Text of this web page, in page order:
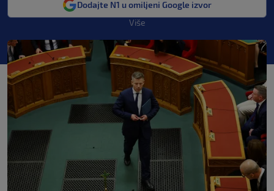
Dodajte N1 u omiljeni Google izvor
Više